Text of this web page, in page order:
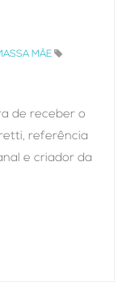
MÃE
de receber o
referência
e criador da